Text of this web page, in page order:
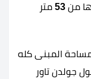
من 53 متر
المبنى كله
جولدن تاور